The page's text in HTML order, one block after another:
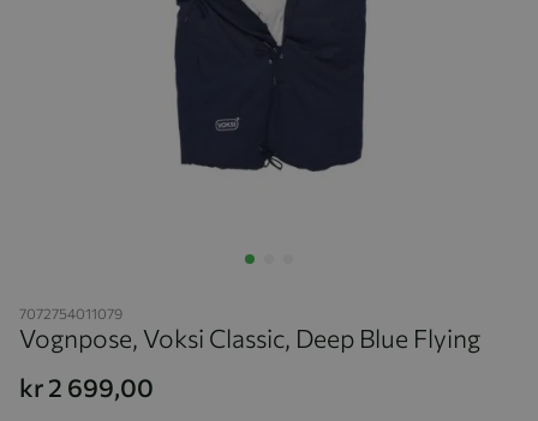
7072754011079
Vognpose, Voksi Classic, Deep Blue Flying
kr 2 699,00